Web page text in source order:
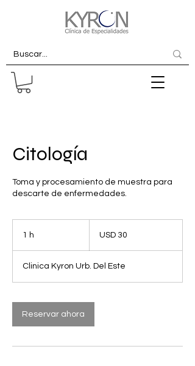
Citología
Toma y procesamiento de muestra para
descarte de enfermedades.
1 h
estadounidenses
USD 30
Clinica Kyron Urb. Del Este
Reservar ahora